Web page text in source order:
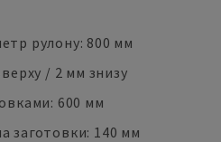
рулону: 800 мм
/ 2 мм знизу
600 мм
заготовки: 140 мм